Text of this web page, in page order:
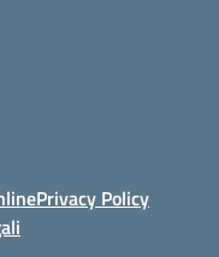
Privacy Policy